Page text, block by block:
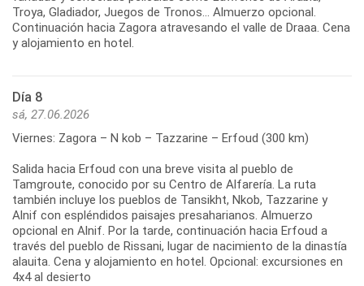
Troya, Gladiador, Juegos de Tronos... Almuerzo opcional.
Continuación hacia Zagora atravesando el valle de Draaa. Cena
y alojamiento en hotel.
Día 8
sá, 27.06.2026
Viernes: Zagora – N kob – Tazzarine – Erfoud (300 km)
Salida hacia Erfoud con una breve visita al pueblo de
Tamgroute, conocido por su Centro de Alfarería. La ruta
también incluye los pueblos de Tansikht, Nkob, Tazzarine y
Alnif con espléndidos paisajes presaharianos. Almuerzo
opcional en Alnif. Por la tarde, continuación hacia Erfoud a
través del pueblo de Rissani, lugar de nacimiento de la dinastía
alauita. Cena y alojamiento en hotel. Opcional: excursiones en
4x4 al desierto